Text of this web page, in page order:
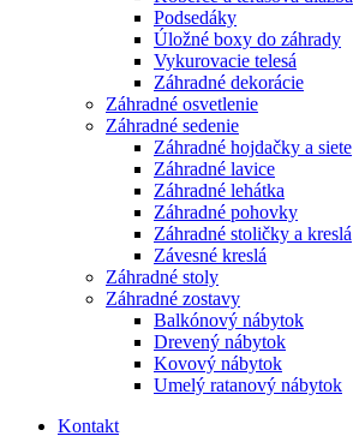
Podsedáky
Úložné boxy do záhrady
Vykurovacie telesá
Záhradné dekorácie
Záhradné osvetlenie
Záhradné sedenie
Záhradné hojdačky a siete
Záhradné lavice
Záhradné lehátka
Záhradné pohovky
Záhradné stoličky a kreslá
Závesné kreslá
Záhradné stoly
Záhradné zostavy
Balkónový nábytok
Drevený nábytok
Kovový nábytok
Umelý ratanový nábytok
Kontakt